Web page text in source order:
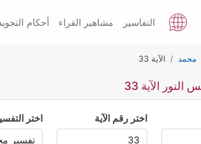
التفاسير مشاهير القراء أحكام
محمد الآية 33
الآية 33
اختر رقم الآية اختر